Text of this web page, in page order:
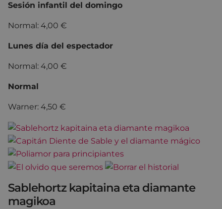
Sesión infantil del domingo
Normal: 4,00 €
Lunes día del espectador
Normal: 4,00 €
Normal
Warner: 4,50 €
Sablehortz kapitaina eta diamante
magikoa